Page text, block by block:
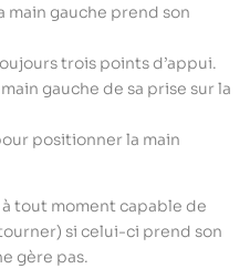
main gauche prend son
trois points d’appui.
gauche de sa prise sur la
positionner la main
tout moment capable de
si celui-ci prend son
gère pas.